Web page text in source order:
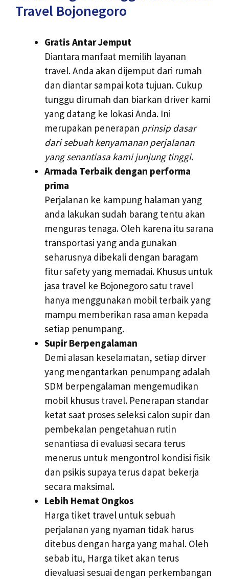
Travel Bojonegoro
Gratis Antar Jemput
Diantara manfaat memilih layanan
travel. Anda akan dijemput dari rumah
dan diantar sampai kota tujuan. Cukup
tunggu dirumah dan biarkan driver kami
yang datang ke lokasi Anda. Ini
merupakan penerapan prinsip dasar
dari sebuah kenyamanan perjalanan
yang senantiasa kami junjung tinggi.
Armada Terbaik dengan performa
prima
Perjalanan ke kampung halaman yang
anda lakukan sudah barang tentu akan
menguras tenaga. Oleh karena itu sarana
transportasi yang anda gunakan
seharusnya dibekali dengan baragam
fitur safety yang memadai. Khusus untuk
jasa travel ke Bojonegoro satu travel
hanya menggunakan mobil terbaik yang
mampu memberikan rasa aman kepada
setiap penumpang.
Supir Berpengalaman
Demi alasan keselamatan, setiap dirver
yang mengantarkan penumpang adalah
SDM berpengalaman mengemudikan
mobil khusus travel. Penerapan standar
ketat saat proses seleksi calon supir dan
pembekalan pengetahuan rutin
senantiasa di evaluasi secara terus
menerus untuk mengontrol kondisi fisik
dan psikis supaya terus dapat bekerja
secara maksimal.
Lebih Hemat Ongkos
Harga tiket travel untuk sebuah
perjalanan yang nyaman tidak harus
ditebus dengan harga yang mahal. Oleh
sebab itu, Harga tiket akan terus
dievaluasi sesuai dengan perkembangan